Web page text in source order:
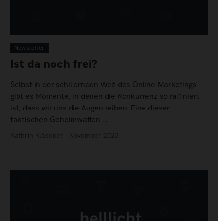
Newsletter
Ist da noch frei?
Selbst in der schillernden Welt des Online-Marketings
gibt es Momente, in denen die Konkurrenz so raffiniert
ist, dass wir uns die Augen reiben. Eine dieser
taktischen Geheimwaffen …